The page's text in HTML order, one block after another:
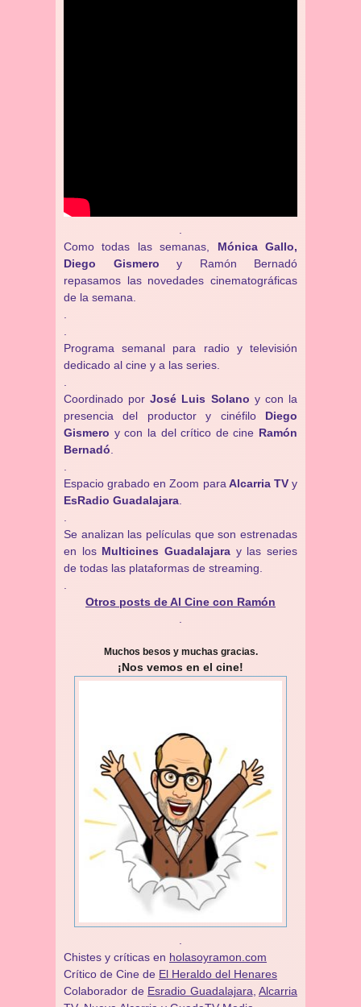
Como todas las semanas, Mónica Gallo,
Diego Gismero y Ramón Bernadó
repasamos las novedades cinematográficas
de la semana.
Programa semanal para radio y televisión
dedicado al cine y a las series.
Coordinado por José Luis Solano y con la
presencia del productor y cinéfilo Diego
Gismero y con la del crítico de cine Ramón
Bernadó
Espacio grabado en Zoom para Alcarria TVy
EsRadio Guadalajara
Se analizan las películas que son estrenadas
en los Multicines Guadalajara y las series
de todas las plataformas de streaming.
Otros posts de Al Cine con Ramón
Muchos besos y muchas gracias.
¡Nos vemos en el cine!
Chistes y críticas en holasoyramon.com
Crítico de Cine de El Heraldo del Henares
​​Colaborador de Esradio Guadalajara Alcarria